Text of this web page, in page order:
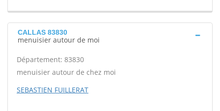
CALLAS 83830
menuisier autour de moi
Département: 83830
menuisier autour de chez moi
SEBASTIEN FUILLERAT